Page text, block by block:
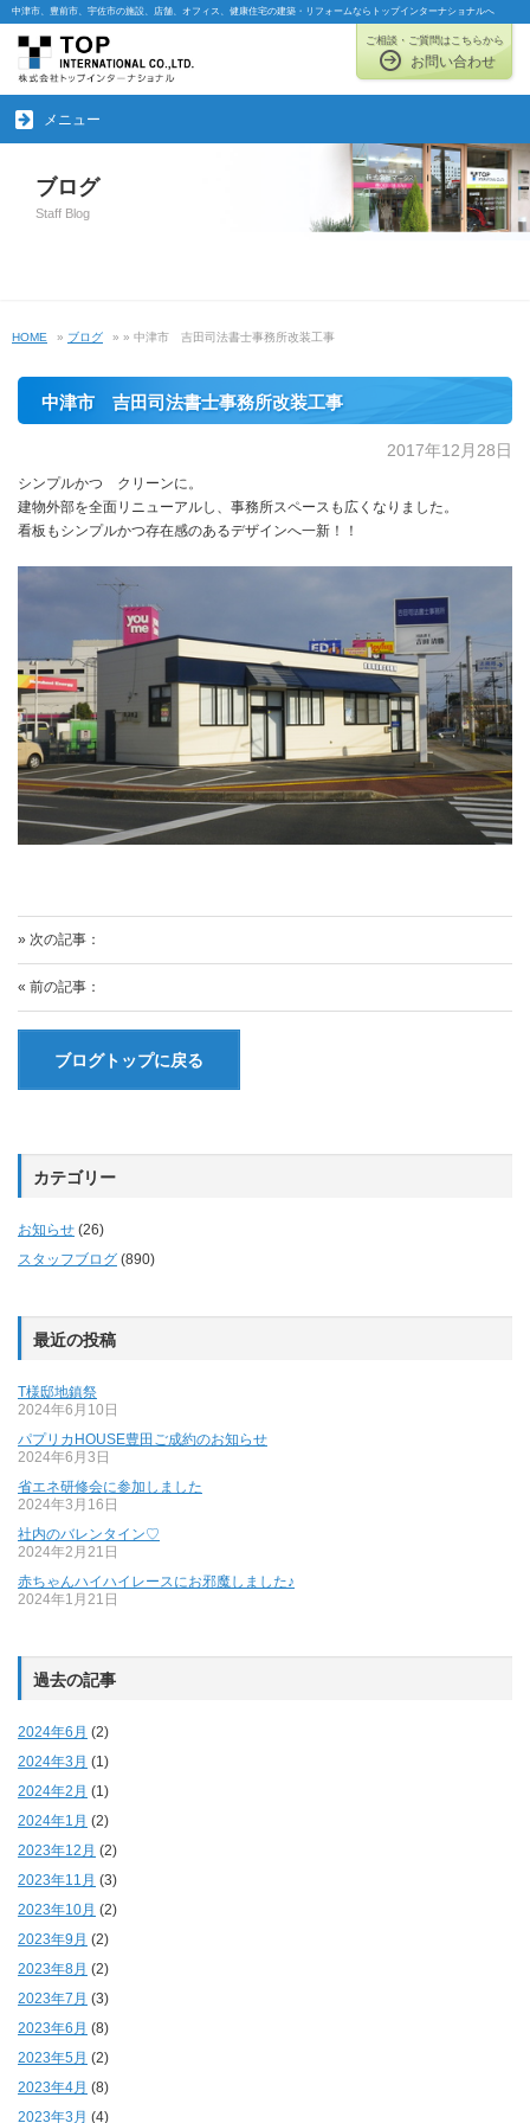
中津市、豊前市、宇佐市の施設、店舗、オフィス、健康住宅の建築・リフォームならトップインターナショナルへ
ご相談・ご質問はこちらから
お問い合わせ
メニュー
ブログ
Staff Blog
HOME » ブログ » » 中津市 吉田司法書士事務所改装工事
中津市 吉田司法書士事務所改装工事
2017年12月28日
シンプルかつ クリーンに。
建物外部を全面リニューアルし、事務所スペースも広くなりました。
看板もシンプルかつ存在感のあるデザインへ一新！！
» 次の記事：
« 前の記事：
ブログトップに戻る
カテゴリー
お知らせ (26)
スタッフブログ (890)
最近の投稿
T様邸地鎮祭
2024年6月10日
パプリカHOUSE豊田ご成約のお知らせ
2024年6月3日
省エネ研修会に参加しました
2024年3月16日
社内のバレンタイン♡
2024年2月21日
赤ちゃんハイハイレースにお邪魔しました♪
2024年1月21日
過去の記事
2024年6月 (2)
2024年3月 (1)
2024年2月 (1)
2024年1月 (2)
2023年12月 (2)
2023年11月 (3)
2023年10月 (2)
2023年9月 (2)
2023年8月 (2)
2023年7月 (3)
2023年6月 (8)
2023年5月 (2)
2023年4月 (8)
2023年3月 (4)